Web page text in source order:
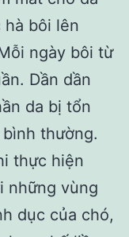
bôi lên
ngày bôi từ
Dần dần
da bị tổn
thường.
thực hiện
những vùng
dục của chó,